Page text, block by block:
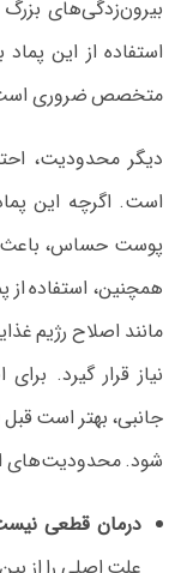
بیرون‌زدگی‌های
استفاده از این
متخصص ضروری
دیگر محدودیت،
است. اگرچه این
پوست حساس، باعث
مانند اصلاح رژیم
نیاز قرار گیرد.
جانبی، بهتر است
شود. محدودیت‌های
درمان قطعی